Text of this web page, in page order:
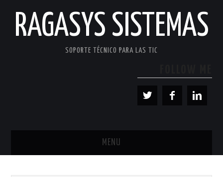
RAGASYS SISTEMAS
SOPORTE TÉCNICO PARA LAS TIC
MENU